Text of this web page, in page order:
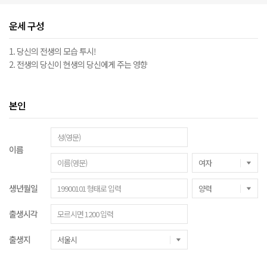
운세 구성
1. 당신의 전생의 모습 투시!
2. 전생의 당신이 현생의 당신에게 주는 영향
본인
이름
생년월일
출생시각
출생지